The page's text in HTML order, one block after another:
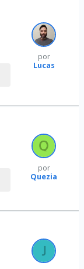
por
Lucas
por
Quezia